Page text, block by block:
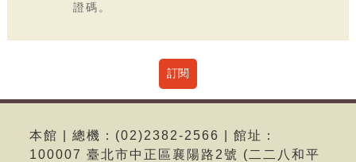
證碼。
本館 | 總機：(02)2382-2566 | 館址：
100007 臺北市中正區襄陽路2號 (二二八和平